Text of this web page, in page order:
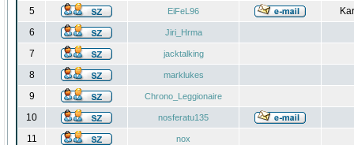
5 EiFeL96
6
Jiri_Hrma
7 jacktalking
8 marklukes
9 Chrono_Leggionaire
10 nosferatu135
11 nox